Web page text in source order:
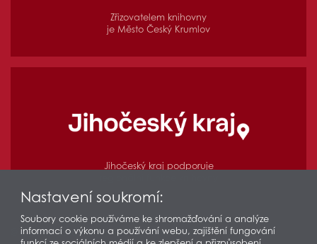
Zřizovatelem knihovny
je Město Český Krumlov
Jihočeský kraj podporuje
© 2026 Městská knihovna v Českém Krumlově
Nastavení soukromí:
Soubory cookie používáme ke shromažďování a analýze
informací o výkonu a používání webu, zajištění fungování